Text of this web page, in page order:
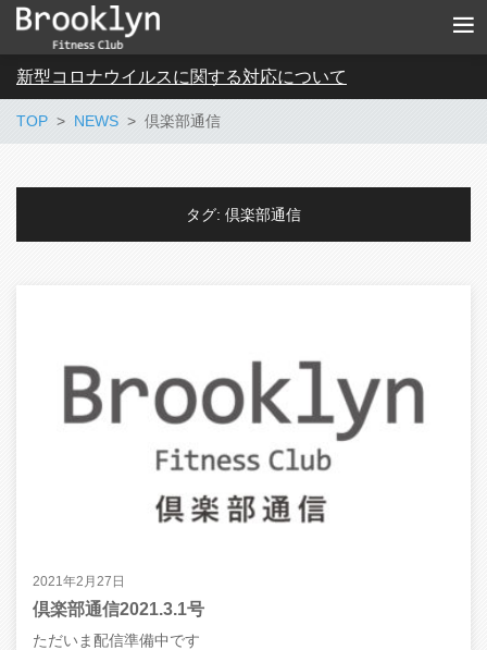
新型コロナウイルスに関する対応について
TOP NEWS 倶楽部通信
タグ: 倶楽部通信
2021年2月27日
倶楽部通信2021.3.1号
ただいま配信準備中です